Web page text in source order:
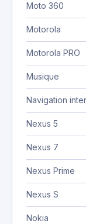
Moto 360
Motorola
Motorola PRO
Musique
Navigation
Nexus 5
Nexus 7
Nexus Prime
Nexus S
Nokia